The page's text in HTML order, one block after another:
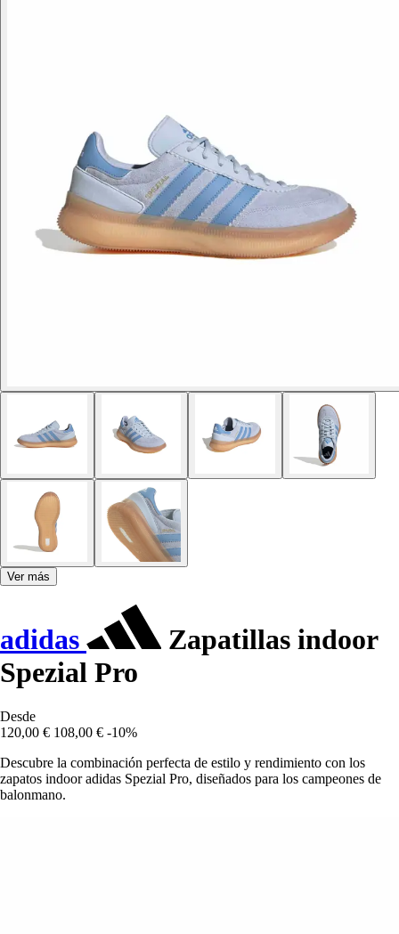
Ver más
adidas
Zapatillas indoor
Spezial Pro
Desde
120,00 € 108,00 € -10%
Descubre la combinación perfecta de estilo y rendimiento con los
zapatos indoor adidas Spezial Pro, diseñados para los campeones de
balonmano.